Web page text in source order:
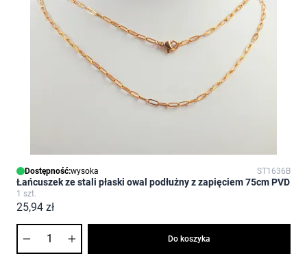
Dostępność:wysoka ST1636B
Łańcuszek ze stali płaski owal podłużny z zapięciem 75cm PVD
1 szt.
25,94 zł
Do koszyka